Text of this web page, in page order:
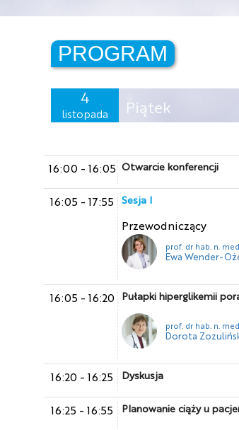
PROGRAM
4
listopada Piątek
16:00 - 16:05 Otwarcie konferencji
16:05 - 17:55 Sesja I
Przewodniczący
prof. dr hab. n.
Ewa Wender-
16:05 - 16:20 Pułapki hiperglikemii
prof. dr hab. n.
Dorota
16:20 - 16:25 Dyskusja
16:25 - 16:55 Planowanie ciąży u